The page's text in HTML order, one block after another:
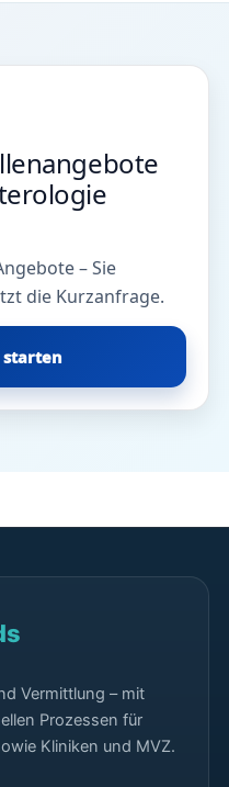
– Sie
die Kurzanfrage.
starten
Vermittlung – mit
Prozessen für
Kliniken und MVZ.